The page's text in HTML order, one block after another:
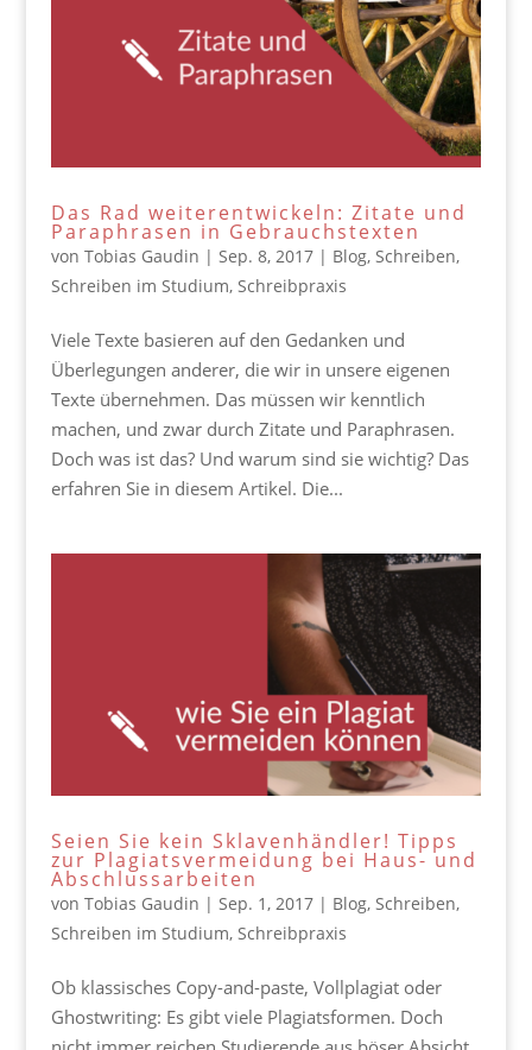
Das Rad weiterentwickeln: Zitate und
Paraphrasen in Gebrauchstexten
von Tobias Gaudin | Sep. 8, 2017| Blog, Schreiben,
Schreiben im Studium, Schreibpraxis
Viele Texte basieren auf den Gedanken und
Überlegungen anderer, die wir in unsere eigenen
Texte übernehmen. Das müssen wir kenntlich
machen, und zwar durch Zitate und Paraphrasen.
Doch was ist das? Und warum sind sie wichtig? Das
erfahren Sie in diesem Artikel. Die...
Seien Sie kein Sklavenhändler! Tipps
zur Plagiatsvermeidung bei Haus- und
Abschlussarbeiten
von Tobias Gaudin | Sep. 1, 2017| Blog, Schreiben,
Schreiben im Studium, Schreibpraxis
Ob klassisches Copy-and-paste, Vollplagiat oder
Ghostwriting: Es gibt viele Plagiatsformen. Doch